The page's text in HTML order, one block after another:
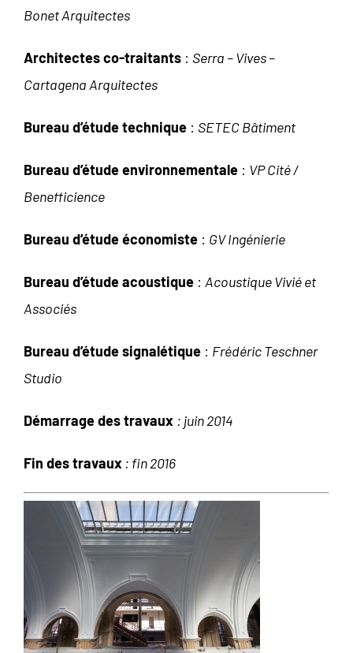
Bonet Arquitectes
Architectes co-traitants : Serra – Vives –
Cartagena Arquitectes
Bureau d’étude technique : SETEC Bâtiment
Bureau d’étude environnementale : VP Cité /
Benefficience
Bureau d’étude économiste : GV Ingénierie
Bureau d’étude acoustique : Acoustique Vivié et
Associés
Bureau d’étude signalétique : Frédéric Teschner
Studio
Démarrage des travaux : juin 2014
Fin des travaux : fin 2016